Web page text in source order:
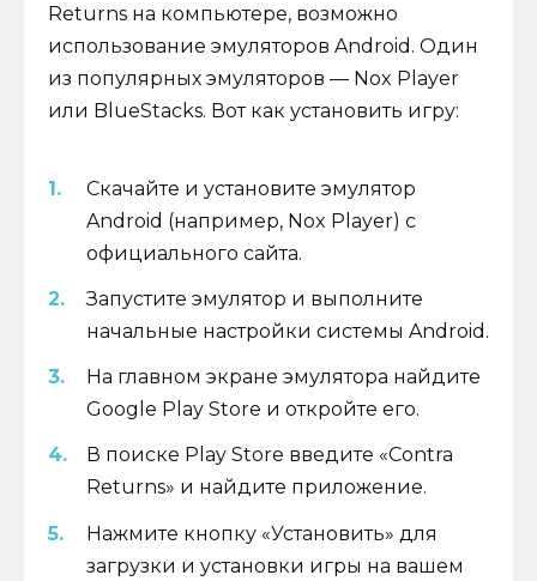
Returns на компьютере, возможно
использование эмуляторов Android. Один
из популярных эмуляторов — Nox Player
или BlueStacks. Вот как установить игру:
Скачайте и установите эмулятор
Android (например, Nox Player) с
официального сайта.
Запустите эмулятор и выполните
начальные настройки системы Android.
На главном экране эмулятора найдите
Google Play Store и откройте его.
В поиске Play Store введите «Contra
Returns» и найдите приложение.
Нажмите кнопку «Установить» для
загрузки и установки игры на вашем